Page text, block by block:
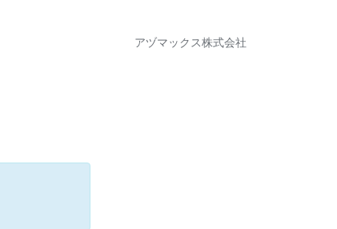
アヅマックス株式会社